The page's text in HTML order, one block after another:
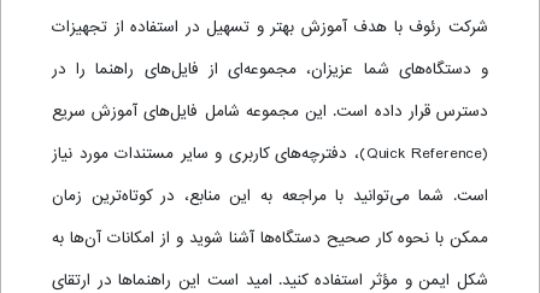
شرکت رئوف با هدف آموزش بهتر و تسهیل در استفاده از تجهیزات
و دستگاه‌های شما عزیزان، مجموعه‌ای از فایل‌های راهنما را در
دسترس قرار داده است. این مجموعه شامل فایل‌های آموزش سریع
(Quick Reference)، دفترچه‌های کاربری و سایر مستندات مورد نیاز
است. شما می‌توانید با مراجعه به این منابع، در کوتاه‌ترین زمان
ممکن با نحوه کار صحیح دستگاه‌ها آشنا شوید و از امکانات آن‌ها به
شکل ایمن و مؤثر استفاده کنید. امید است این راهنماها در ارتقای